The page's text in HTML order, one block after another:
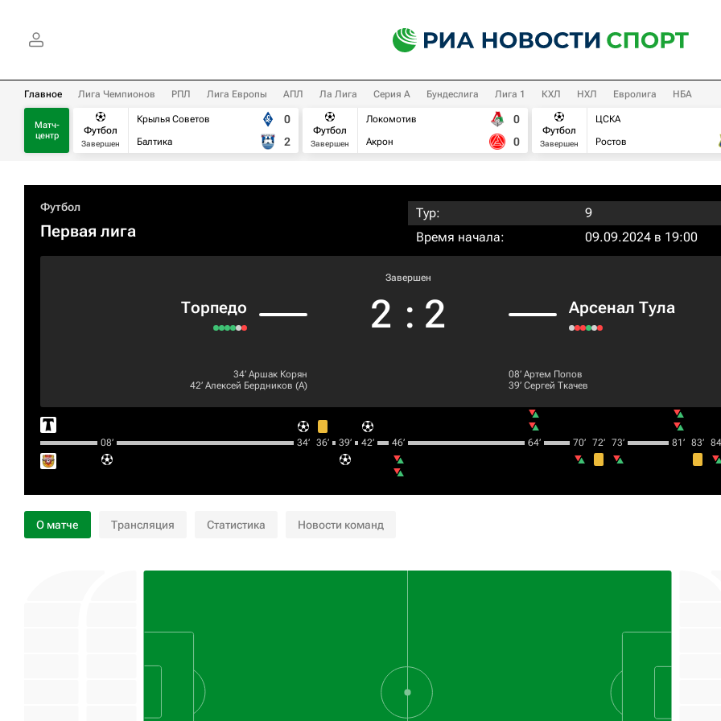
Главное Лига Чемпионов РПЛ Лига Европы АПЛ Ла Лига Серия А Бундеслига Лига 1 КХЛ НХЛ Евролига НБА
Матч-
центр
Футбол
Завершен
Крылья Советов
Балтика
0
2
Футбол
Завершен
Локомотив
Акрон
0
0
Футбол
Завершен
ЦСКА
Ростов
Футбол
Первая лига
Тур:
9
Время начала:
09.09.2024 в 19:00
Торпедо
Завершен
2 : 2 Арсенал Тула
34‎’‎ Аршак Корян
42‎’‎ Алексей Бердников (А)
08‎’‎ Артем Попов
39‎’‎ Сергей Ткачев
08‎’‎ 34‎’‎ 36‎’‎ 39‎’‎ 42‎’‎ 46‎’‎ 64‎’‎ 70‎’‎ 72‎’‎ 73‎’‎ 81‎’‎ 83‎’‎
О матче Трансляция Статистика Новости команд